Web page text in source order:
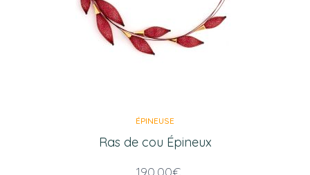
ÉPINEUSE
Ras de cou Épineux
190,00€